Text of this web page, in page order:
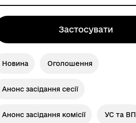
Застосувати
Новина Оголошення
Анонс засідання сесії
Анонс засідання комісії УС та ВП